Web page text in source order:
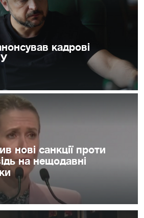
кадрові
нові санкції проти
на нещодавні